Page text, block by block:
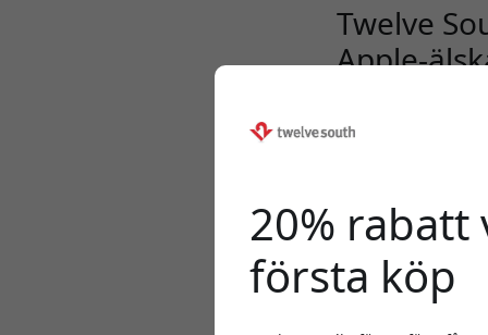
Twelve
Apple-
20%
första köp